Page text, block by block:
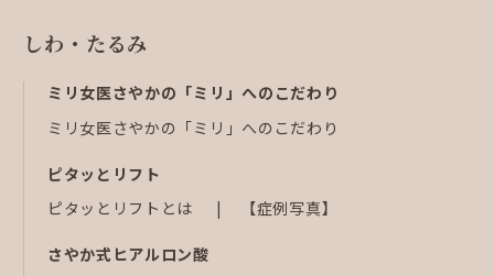
しわ・たるみ
ミリ女医さやかの「ミリ」へのこだわり
ミリ女医さやかの「ミリ」へのこだわり
ピタッとリフト
ピタッとリフトとは
【症例写真】
さやか式ヒアルロン酸